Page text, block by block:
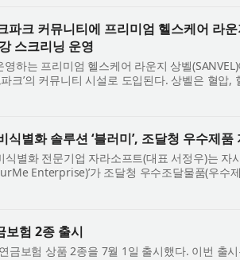
파크 커뮤니티에 프리미엄 헬스케어 라
스크리닝 운영
영하는 프리미엄 헬스케어 라운지 상벨
크’의 커뮤니티 시설로 도입된다. 상벨은 혈압
심 건강 관...
별화 솔루션 ‘블러미’, 조달청 우수제품
별화 전문기업 자라소프트(대표 서정우)는 자
Enterprise)’가 조달청 우수조달물품(우수
관과 기업의 ...
험 2종 출시
금보험 상품 2종을 7월 1일 출시했다. 이번 출